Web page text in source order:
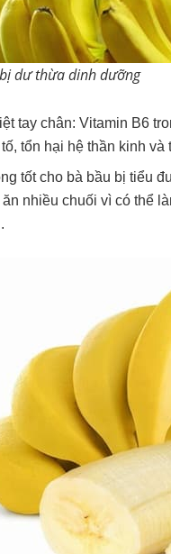
dư thừa dinh dưỡng
tay chân: Vitamin B6
tổn hại hệ thần kinh và
tốt cho bà bầu bị tiểu
ăn nhiều chuối vì có thể